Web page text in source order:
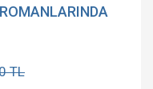
TL